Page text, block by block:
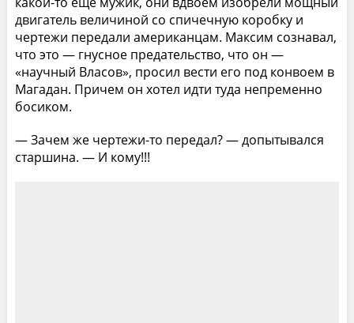
двигатель величиной со спичечную коробку и
чертежи передали американцам. Максим сознавал,
что это — гнусное предательство, что он —
«научный Власов», просил вести его под конвоем в
Магадан. Причем он хотел идти туда непременно
босиком.
— Зачем же чертежи-то передал? — допытывался
старшина. — И кому!!!